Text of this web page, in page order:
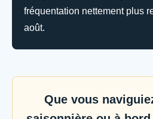
fréquentation nettement plus
août.
Que vous